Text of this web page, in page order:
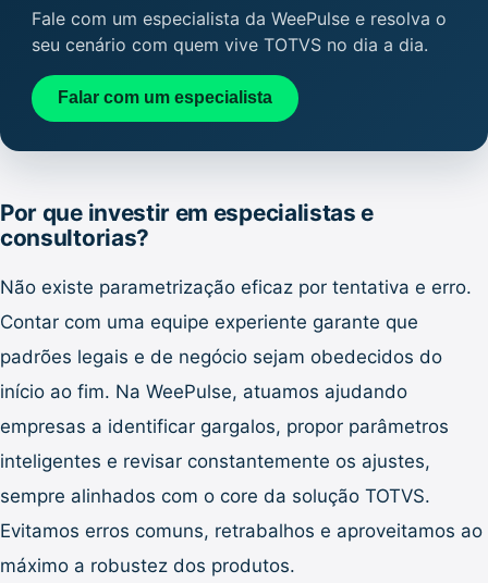
Fale com um especialista da WeePulse e resolva o
seu cenário com quem vive TOTVS no dia a dia.
Falar com um especialista
Por que investir em especialistas e
consultorias?
Não existe parametrização eficaz por tentativa e erro.
Contar com uma equipe experiente garante que
padrões legais e de negócio sejam obedecidos do
início ao fim. Na WeePulse, atuamos ajudando
empresas a identificar gargalos, propor parâmetros
inteligentes e revisar constantemente os ajustes,
sempre alinhados com o core da solução TOTVS.
Evitamos erros comuns, retrabalhos e aproveitamos ao
máximo a robustez dos produtos.